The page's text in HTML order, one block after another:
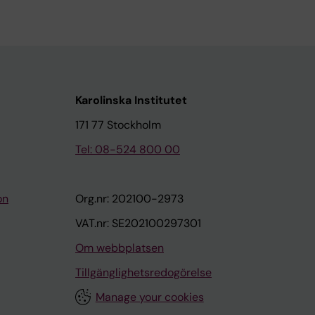
Karolinska Institutet
171 77 Stockholm
Tel: 08-524 800 00
Org.nr: 202100-2973
VAT.nr: SE202100297301
Om webbplatsen
Tillgänglighetsredogörelse
Manage your cookies